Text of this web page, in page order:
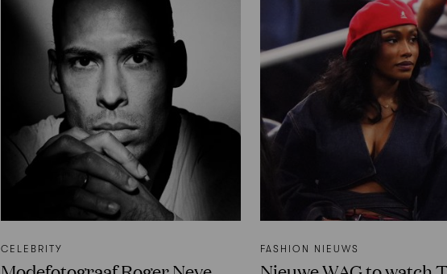
CELEBRITY FASHION NIEUWS